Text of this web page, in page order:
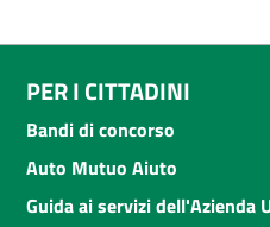
PER I CITTADINI
Bandi di concorso
Auto Mutuo Aiuto
Guida ai servizi dell'Azienda